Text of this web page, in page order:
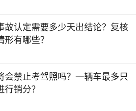
故认定需要多少天出结论？复核
有哪些？
会禁止考驾照吗？一辆车最多只
销分？